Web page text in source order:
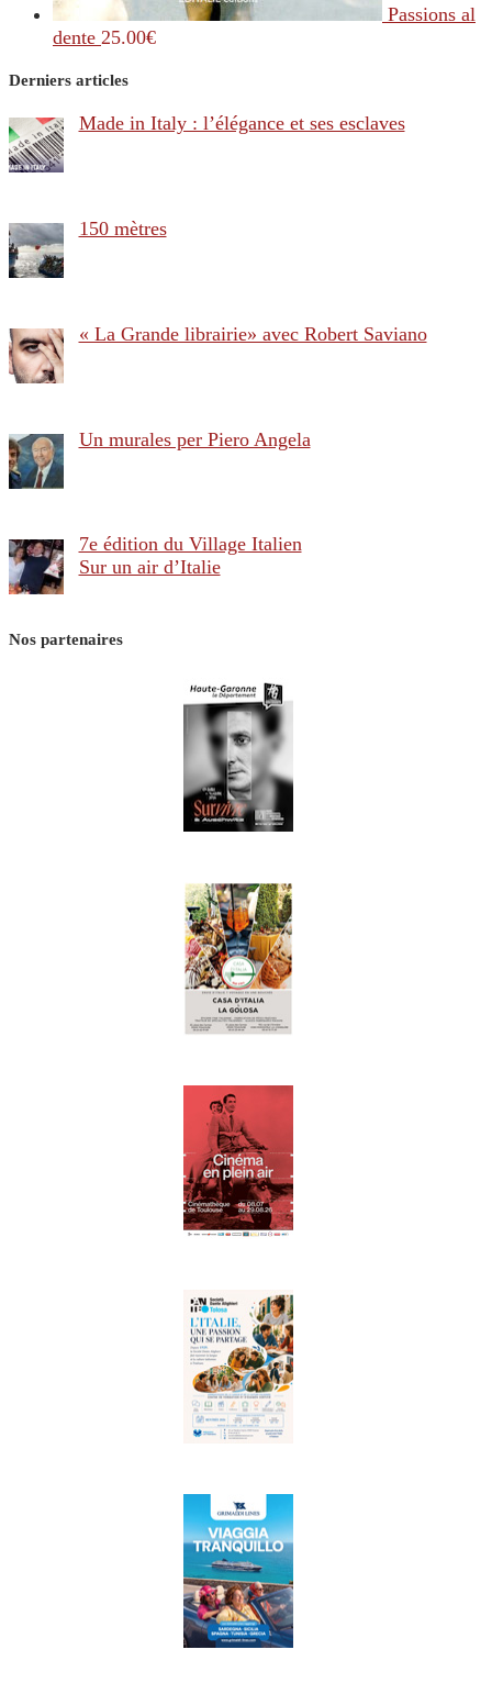
Passions al
dente 25.00€
Derniers articles
Made in Italy : l’élégance et ses esclaves
150 mètres
« La Grande librairie» avec Robert Saviano
Un murales per Piero Angela
7e édition du Village Italien
Sur un air d’Italie
Nos partenaires